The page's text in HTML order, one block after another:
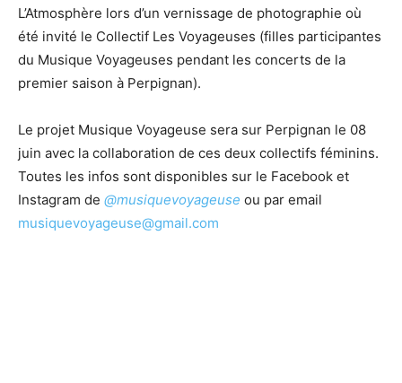
L’Atmosphère lors d’un vernissage de photographie où
été invité le Collectif Les Voyageuses (filles participantes
du Musique Voyageuses pendant les concerts de la
premier saison à Perpignan).
Le projet Musique Voyageuse sera sur Perpignan le 08
juin avec la collaboration de ces deux collectifs féminins.
Toutes les infos sont disponibles sur le Facebook et
Instagram de @musiquevoyageuse ou par email
musiquevoyageuse@gmail.com